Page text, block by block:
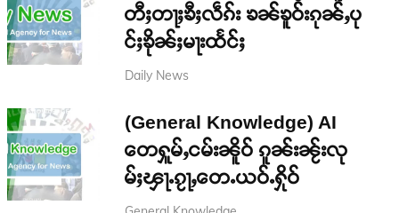
တီႈတႃႈၶီႈလဵၵ်း ၶၼ်ၶူဝ်းၵုၼ်ႇပု
င်ႈၶိုၼ်ႈမႃးထႅင်ႈ
Daily News
(General Knowledge) AI
တေႁူမ်ႇငမ်းၼိူဝ် ၵူၼ်းၼႂ်းလု
မ်ႈၾႃႉၵႂႃႇတေႉယဝ်ႉႁိုဝ်